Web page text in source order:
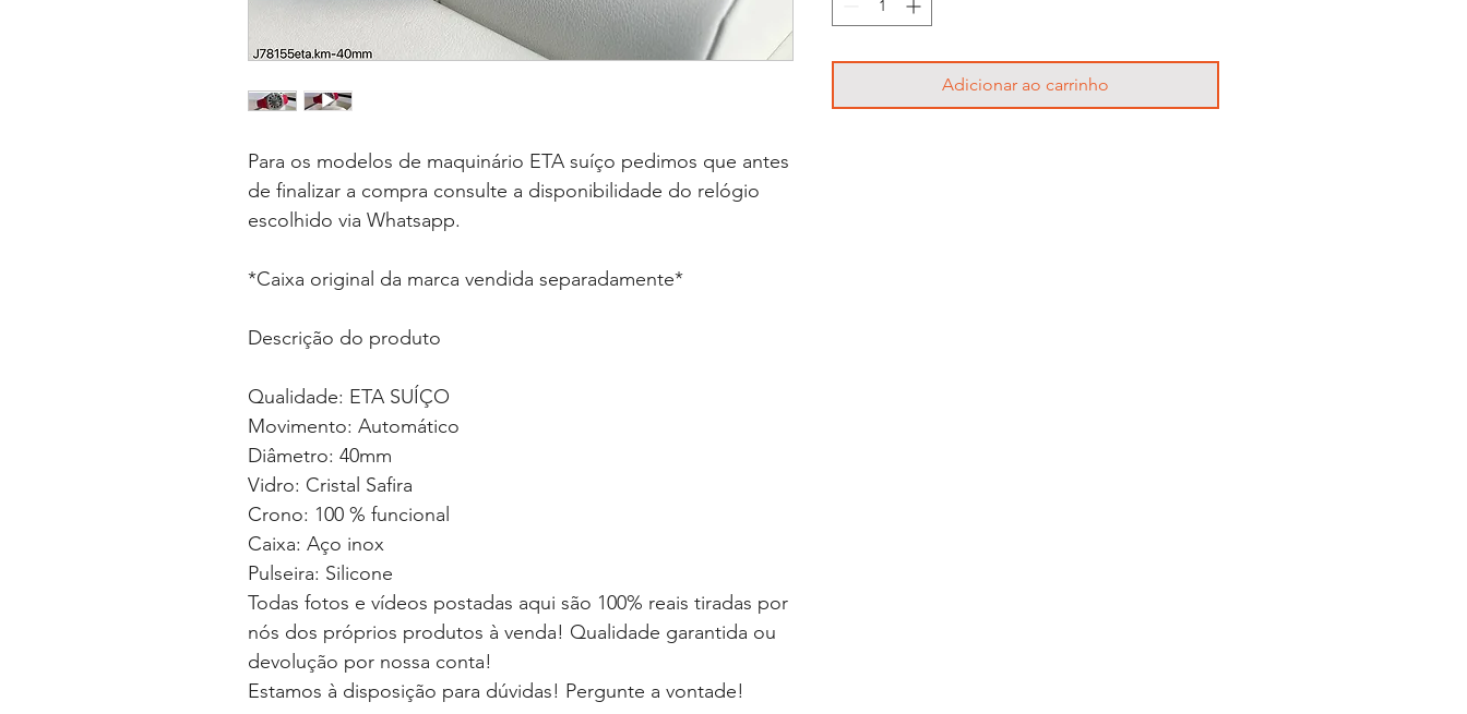
Para os modelos de maquinário ETA suíço pedimos que antes
de finalizar a compra consulte a disponibilidade do relógio
escolhido via Whatsapp.
*Caixa original da marca vendida separadamente*
Descrição do produto
Qualidade: ETA SUÍÇO
Movimento: Automático
Diâmetro: 40mm
Vidro: Cristal Safira
Crono: 100 % funcional
Caixa: Aço inox
Pulseira: Silicone
Todas fotos e vídeos postadas aqui são 100% reais tiradas por
nós dos próprios produtos à venda! Qualidade garantida ou
devolução por nossa conta!
Estamos à disposição para dúvidas! Pergunte a vontade!
Adicionar ao carrinho